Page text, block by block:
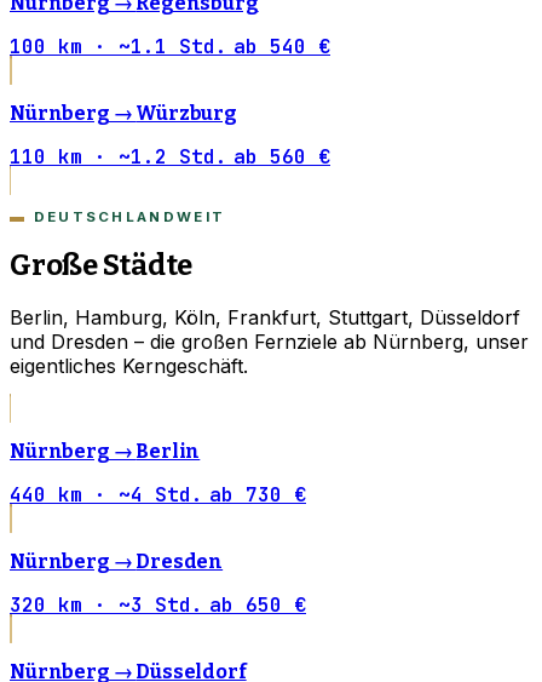
100 km · ~1.1 Std. ab 540 €
Nürnberg → Würzburg
110 km · ~1.2 Std. ab 560 €
DEUTSCHLANDWEIT
Große Städte
Berlin, Hamburg, Köln, Frankfurt, Stuttgart, Düsseldorf
und Dresden – die großen Fernziele ab Nürnberg, unser
eigentliches Kerngeschäft.
Nürnberg → Berlin
440 km · ~4 Std. ab 730 €
Nürnberg → Dresden
320 km · ~3 Std. ab 650 €
Nürnberg → Düsseldorf